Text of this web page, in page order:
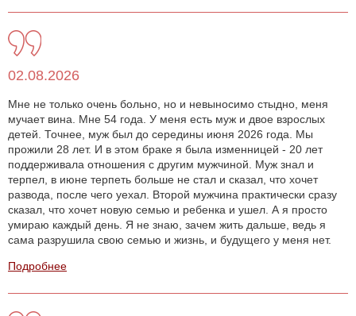
02.08.2026
Мне не только очень больно, но и невыносимо стыдно, меня
мучает вина. Мне 54 года. У меня есть муж и двое взрослых
детей. Точнее, муж был до середины июня 2026 года. Мы
прожили 28 лет. И в этом браке я была изменницей - 20 лет
поддерживала отношения с другим мужчиной. Муж знал и
терпел, в июне терпеть больше не стал и сказал, что хочет
развода, после чего уехал. Второй мужчина практически сразу
сказал, что хочет новую семью и ребенка и ушел. А я просто
умираю каждый день. Я не знаю, зачем жить дальше, ведь я
сама разрушила свою семью и жизнь, и будущего у меня нет.
Подробнее